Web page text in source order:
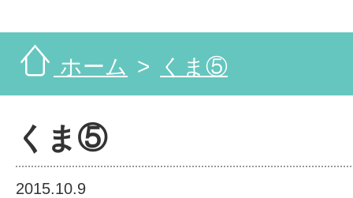
ホーム くま⑤
くま⑤
2015.10.9